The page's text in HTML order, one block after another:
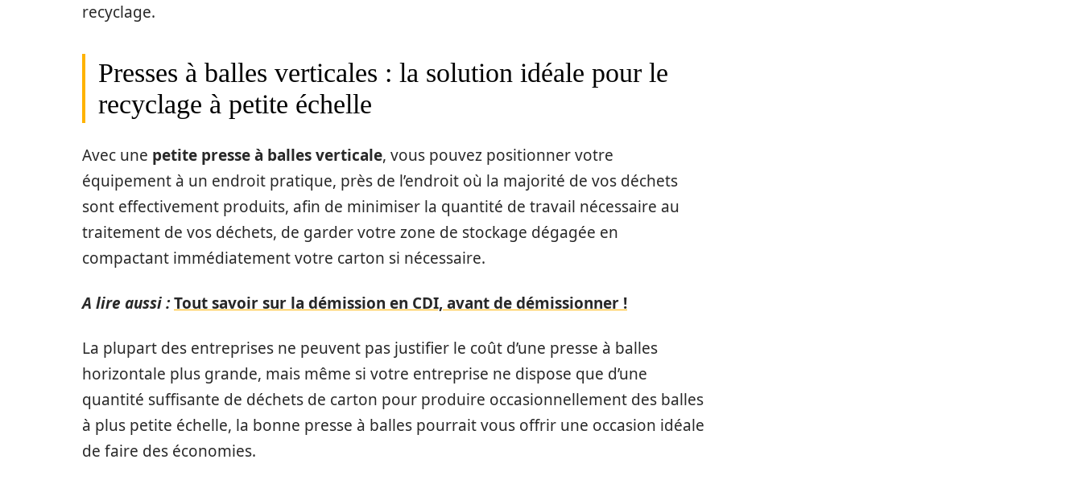
recyclage.
Presses à balles verticales : la solution idéale pour le
recyclage à petite échelle
Avec une petite presse à balles verticale, vous pouvez positionner votre
équipement à un endroit pratique, près de l’endroit où la majorité de vos déchets
sont effectivement produits, afin de minimiser la quantité de travail nécessaire au
traitement de vos déchets, de garder votre zone de stockage dégagée en
compactant immédiatement votre carton si nécessaire.
A lire aussi :Tout savoir sur la démission en CDI, avant de démissionner !
La plupart des entreprises ne peuvent pas justifier le coût d’une presse à balles
horizontale plus grande, mais même si votre entreprise ne dispose que d’une
quantité suffisante de déchets de carton pour produire occasionnellement des balles
à plus petite échelle, la bonne presse à balles pourrait vous offrir une occasion idéale
de faire des économies.